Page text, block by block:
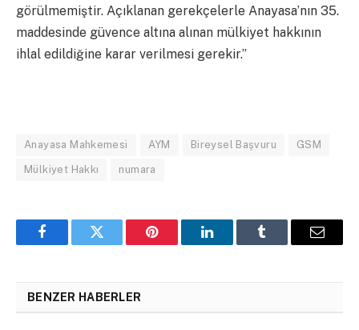
görülmemiştir. Açıklanan gerekçelerle Anayasa’nın 35.
maddesinde güvence altına alınan mülkiyet hakkının
ihlal edildiğine karar verilmesi gerekir.”
Anayasa Mahkemesi AYM Bireysel Başvuru GSM
Mülkiyet Hakkı numara
FacebookTwitter Pinterest LinkedInTumblr Email
BENZER HABERLER